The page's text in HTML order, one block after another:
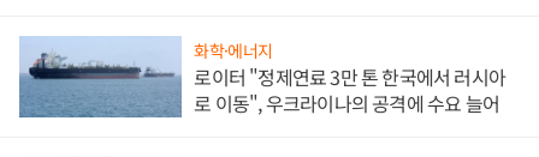
화학·에너지
로이터 "정제연료 3만 톤 한국에서 러시아
로 이동", 우크라이나의 공격에 수요 늘어